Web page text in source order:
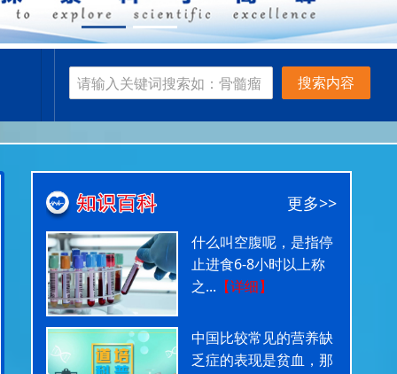
搜索内容
更多>>
什么叫空腹呢，是指停
止进食6-8小时以上称
之... 【详细】
中国比较常见的营养缺
乏症的表现是贫血，那